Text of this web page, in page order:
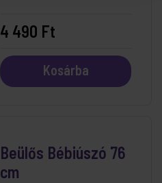
4 490 Ft
Kosárba
Beülős Bébiúszó 76
cm